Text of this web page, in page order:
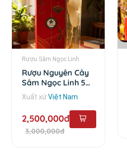
Rượu Sâm Ngọc Linh
Rượu Nguyên Cây
Sâm Ngọc Linh 5
Năm - 1 lít
Xuất xứViệt Nam
2,500,000đ
3,000,000đ